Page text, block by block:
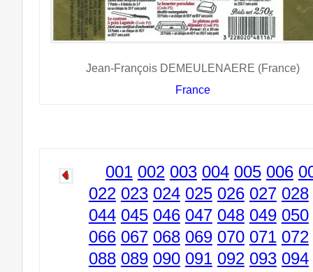
Jean-François DEMEULENAERE (France)
France
001 002 003 004 005 006
022 023 024 025 026 027 028
044 045 046 047 048 049 050
066 067 068 069 070 071 072
088 089 090 091 092 093 094